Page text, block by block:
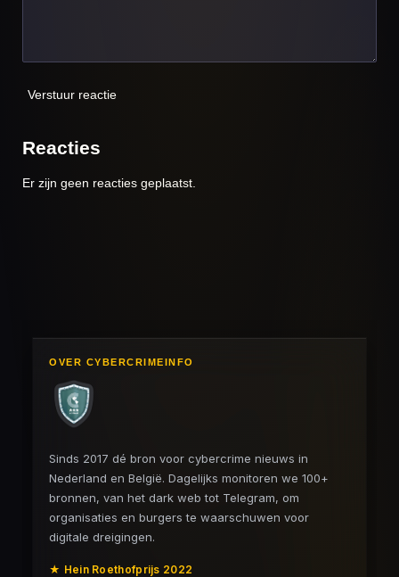
Verstuur reactie
Reacties
Er zijn geen reacties geplaatst.
OVER CYBERCRIMEINFO
Sinds 2017 dé bron voor cybercrime nieuws in
Nederland en België. Dagelijks monitoren we 100+
bronnen, van het dark web tot Telegram, om
organisaties en burgers te waarschuwen voor
digitale dreigingen.
★ Hein Roethofprijs 2022